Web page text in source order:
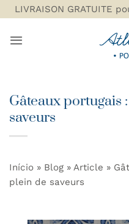
Passer
au
contenu
LIVRAISON GRATUITE
Gâteaux portugais
saveurs
Início » Blog » Article »
plein de saveurs